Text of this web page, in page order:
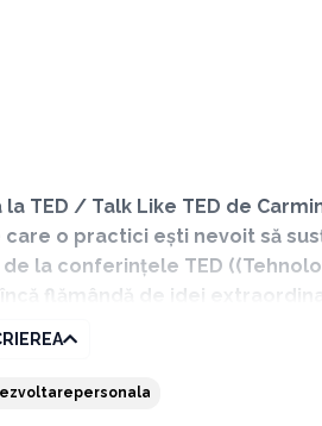
TED / Talk Like TED de
o practici ești nevoit să
la conferințele TED
flămândă de idei
idei magnifice, prezentate
autorul cărții Vorbește ca la TED